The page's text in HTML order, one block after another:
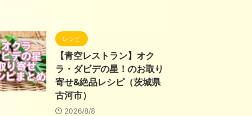
レシピ
【青空レストラン】オク
ラ・ダビデの星！のお取り
寄せ&絶品レシピ（茨城県
古河市）
2026/8/8